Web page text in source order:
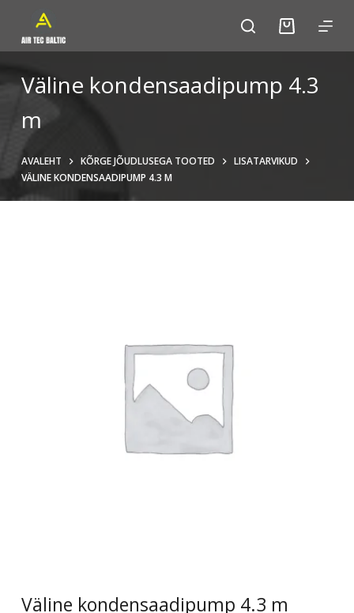
k
i
p
o
o
n
t
Väline kondensaadipump 4.3
m
AVALEHT KÕRGE JÕUDLUSEGA TOOTED
LISATARVIKUD
VÄLINE KONDENSAADIPUMP 4.3 M
Väline kondensaadipump 4.3 m